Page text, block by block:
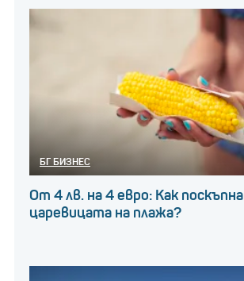
БГ БИЗНЕС
От 4 лв. на 4 евро: Как поскъпна
царевицата на плажа?